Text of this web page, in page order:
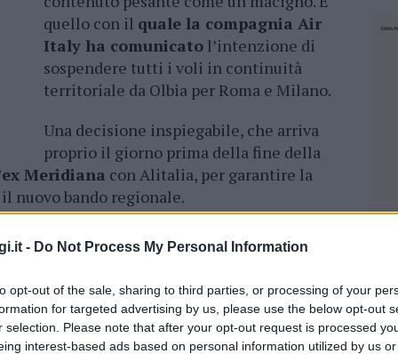
- Do Not Process My Personal Information
opt-out of the sale, sharing to third parties, or processing of your
for targeted advertising by us, please use the below opt-out
selection. Please note that after your opt-out request is processed
interest-based ads based on personal information utilized by us
quello con il quale la compagnia Air
Italy ha comunicato l’intenzione di
sospendere tutti i voli in continuità
territoriale da Olbia per Roma e Milano.
Una decisione inspiegabile, che arriva
proprio il giorno prima della fine della
Meridiana con Alitalia, per garantire la
nuovo bando regionale.
giorni fa dallo stesso Coo Rossen
dovuta essere decisiva per capire se Airitaly
Roma e Milanodallo scalo di Olbia ed
inaccettabile cancellazione di voli”,
provinciale della Uil.